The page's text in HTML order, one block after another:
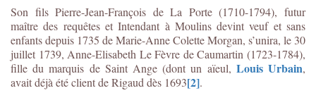
Son fils Pierre-Jean-François de La Porte (1710-1794), futur
maître des requêtes et Intendant à Moulins devint veuf et sans
enfants depuis 1735 de Marie-Anne Colette Morgan, s’unira, le 30
juillet 1739, Anne-Elisabeth Le Fèvre de Caumartin (1723-1784),
fille du marquis de Saint Ange (dont un aïeul, Louis Urbain,
avait déjà été client de Rigaud dès 1693[2].